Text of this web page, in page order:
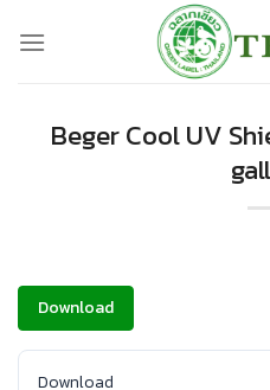
Beger Cool UV
Download
Download